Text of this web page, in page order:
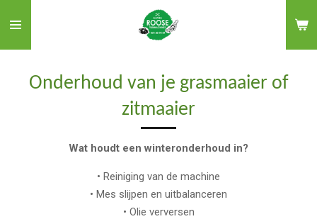
direct
naar
hoofdinhoud
Onderhoud van je grasmaaier of
zitmaaier
Wat houdt een winteronderhoud in?
• Reiniging van de machine
• Mes slijpen en uitbalanceren
• Olie verversen